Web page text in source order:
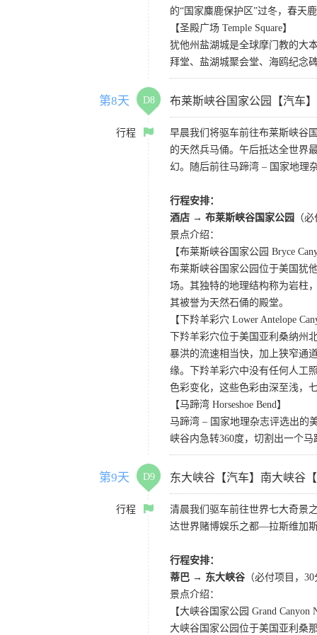
的“国家麋鹿保护区”过冬，春天
【圣殿广场 Temple Square】
犹他州盐湖城是全球摩门教的大
拜堂、盐湖城聚会堂、海鸥纪念
第8天 D8 布莱斯峡谷国家公园【汽车
行程
早晨我们将驱车前往布莱斯峡谷
的天然兵马俑。午后抵达全世界
幻。随后前往马蹄湾 – 国家地理
行程安排：
酒店 → 布莱斯峡谷国家公园
（
景点介绍：
【布莱斯峡谷国家公园 Bryce
布莱斯峡谷国家公园位于美国犹
场。其独特的地理结构称为岩柱
其被誉为天然石俑的殿堂。
【下羚羊彩穴 Lower Antelope
下羚羊彩穴位于美国亚利桑纳
暴洪的流速相当快，加上狭窄通
缘。下羚羊彩穴中没有任何人工
色彩变化，这些色彩由深至浅，
【马蹄湾 Horseshoe Bend】
马蹄湾 – 国家地理杂志评选出的
峡谷内急转360度，切割出一个
第9天 D9 东大峡谷【汽车】南大峡谷
行程
清晨我们驱车前往世界七大奇景
达世界赌博娱乐之都—拉斯维加
行程安排：
蒂巴 → 东大峡谷 （必付项目，
景点介绍：
【大峡谷国家公园 Grand Canyon
大峡谷国家公园位于美国亚利桑